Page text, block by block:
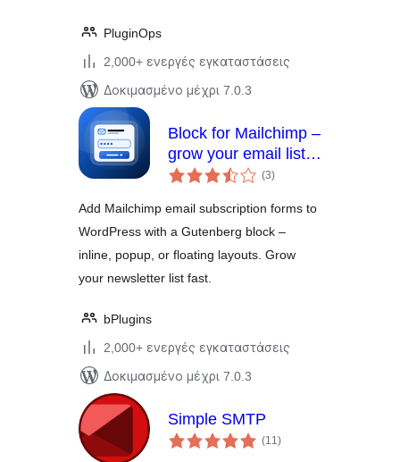
PluginOps
2,000+ ενεργές εγκαταστάσεις
Δοκιμασμένο μέχρι 7.0.3
Block for Mailchimp –
grow your email list
with signup forms
(3αξιολογήσεις
σύνολο
)
Add Mailchimp email subscription forms to
WordPress with a Gutenberg block –
inline, popup, or floating layouts. Grow
your newsletter list fast.
bPlugins
2,000+ ενεργές εγκαταστάσεις
Δοκιμασμένο μέχρι 7.0.3
Simple SMTP
(11αξιολογήσεις
σύνολο
)